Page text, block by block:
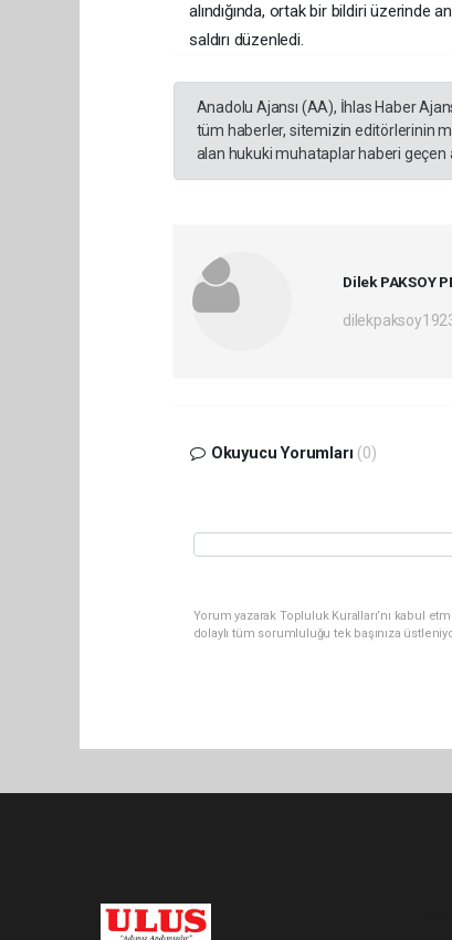
alındığında, ortak bir bildiri üzerinde
saldırı düzenledi.
Anadolu Ajansı (AA), İhlas Haber
tüm haberler, sitemizin editörlerinin
alan hukuki muhataplar haberi geçen
Dilek PAKSOY
Okuyucu Yorumları (0)
Yorum yazarak Topluluk Kuralları’nı kabul
dolaylı tüm sorumluluğu tek başınıza